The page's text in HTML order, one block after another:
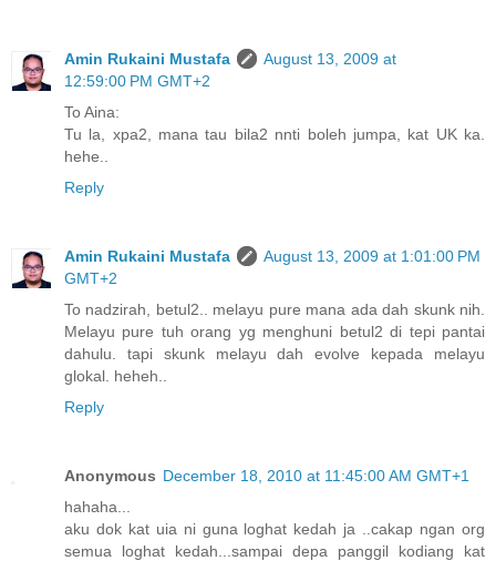
Amin Rukaini Mustafa
August 13, 2009 at
12:59:00 PM GMT+2
To Aina:
Tu la, xpa2, mana tau bila2 nnti boleh jumpa, kat UK ka.
hehe..
Reply
Amin Rukaini Mustafa
August 13, 2009 at 1:01:00 PM
GMT+2
To nadzirah, betul2.. melayu pure mana ada dah skunk nih.
Melayu pure tuh orang yg menghuni betul2 di tepi pantai
dahulu. tapi skunk melayu dah evolve kepada melayu
glokal. heheh..
Reply
Anonymous December 18, 2010 at 11:45:00 AM GMT+1
hahaha...
aku dok kat uia ni guna loghat kedah ja ..cakap ngan org
semua loghat kedah...sampai depa panggil kodiang kat